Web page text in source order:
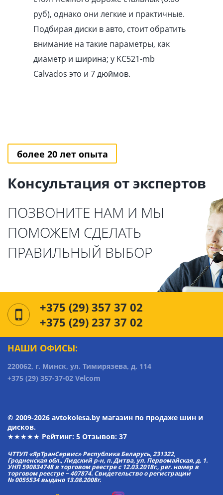
pуб), однако они легкие и практичные.
Подбирая диски в авто, стоит обратить
внимание на такие параметры, как
диаметр и ширина; у KC521-mb
Calvados это и 7 дюймов.
более 20 лет опыта
Консультация от экспертов
ПОЗВОНИТЕ НАМ И МЫ
ПОМОЖЕМ СДЕЛАТЬ
ПРАВИЛЬНЫЙ ВЫБОР
+375 (29) 357 37 02
+375 (29) 237 37 02
НАШИ ОФИСЫ:
220062, г. Минск, ул. Тимирязева, д. 114
+375 (29) 357-37-02 Velcom
© 2009-2026 avtokolesa.by магазин по продаже шин и
дисков.
★★★★★ Рейтинг: 5 Отзывов: 37
ЧТТУП «ЯрТранСервис» Республика Беларусь, 231322,
Гродненская обл., Лидский р-н, п. Дитва, ул. Первомайская, д. 1.
УНП 590834748 в торговом реестре с 12.03.2018г., рег. номер в
торговом реестре − 407874. Свидетельство о регистрации
№ 0055534 выдано 13.08.2008г.